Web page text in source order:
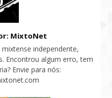
MixtoNet
independente,
Encontrou algum erro, tem
Envie para nós: